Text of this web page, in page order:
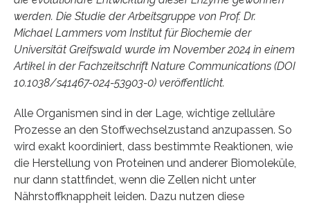
werden. Die Studie der Arbeitsgruppe von Prof. Dr.
Michael Lammers vom Institut für Biochemie der
Universität Greifswald wurde im November 2024 in einem
Artikel in der Fachzeitschrift Nature Communications (DOI
10.1038/s41467-024-53903-0) veröffentlicht.
Alle Organismen sind in der Lage, wichtige zelluläre
Prozesse an den Stoffwechselzustand anzupassen. So
wird exakt koordiniert, dass bestimmte Reaktionen, wie
die Herstellung von Proteinen und anderer Biomoleküle,
nur dann stattfindet, wenn die Zellen nicht unter
Nährstoffknappheit leiden. Dazu nutzen diese